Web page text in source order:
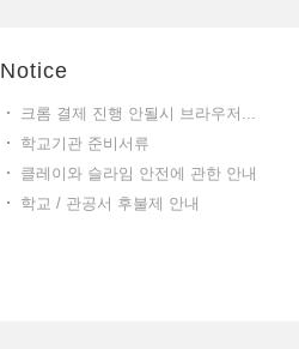
Notice
크롬 결제 진행 안될시 브라우저...
학교기관 준비서류
클레이와 슬라임 안전에 관한 안내
학교 / 관공서 후불제 안내